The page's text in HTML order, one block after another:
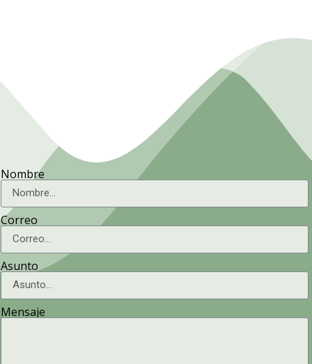
Nombre
Correo
Asunto
Mensaje